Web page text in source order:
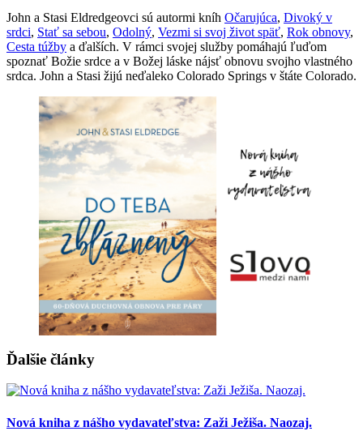
John a Stasi Eldredgeovci sú autormi kníh Očarujúca, Divoký v
srdci, Stať sa sebou, Odolný, Vezmi si svoj život späť, Rok obnovy,
Cesta túžby a ďalších. V rámci svojej služby pomáhajú ľuďom
spoznať Božie srdce a v Božej láske nájsť obnovu svojho vlastného
srdca. John a Stasi žijú neďaleko Colorado Springs v štáte Colorado.
Ďalšie články
Nová kniha z nášho vydavateľstva: Zaži Ježiša. Naozaj.